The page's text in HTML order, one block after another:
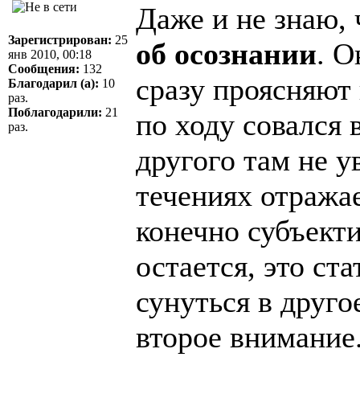
Зарегистрирован: 25
янв 2010, 00:18
Сообщения: 132
Благодарил (а): 10
раз.
Поблагодарили: 21
раз.
Даже и не знаю,
об осознании.
сразу
по ходу совался
другого там не
течениях
конечно
остается, это
сунуться в
второе